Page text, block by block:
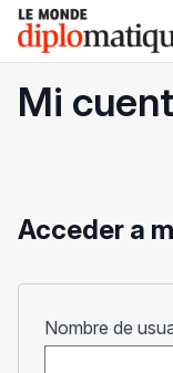
Skip
content
Le monde
Mi
Acceder a
Nombre de